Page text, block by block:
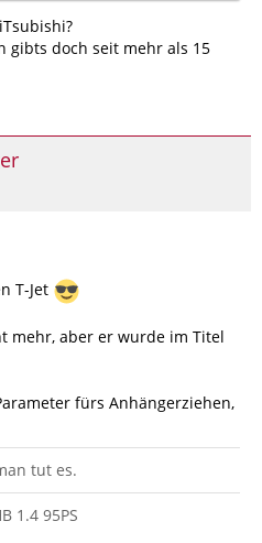
gibts doch seit mehr als 15
T-Jet
mehr, aber er wurde im Titel
fürs Anhängerziehen,
tut es.
1.4 95PS